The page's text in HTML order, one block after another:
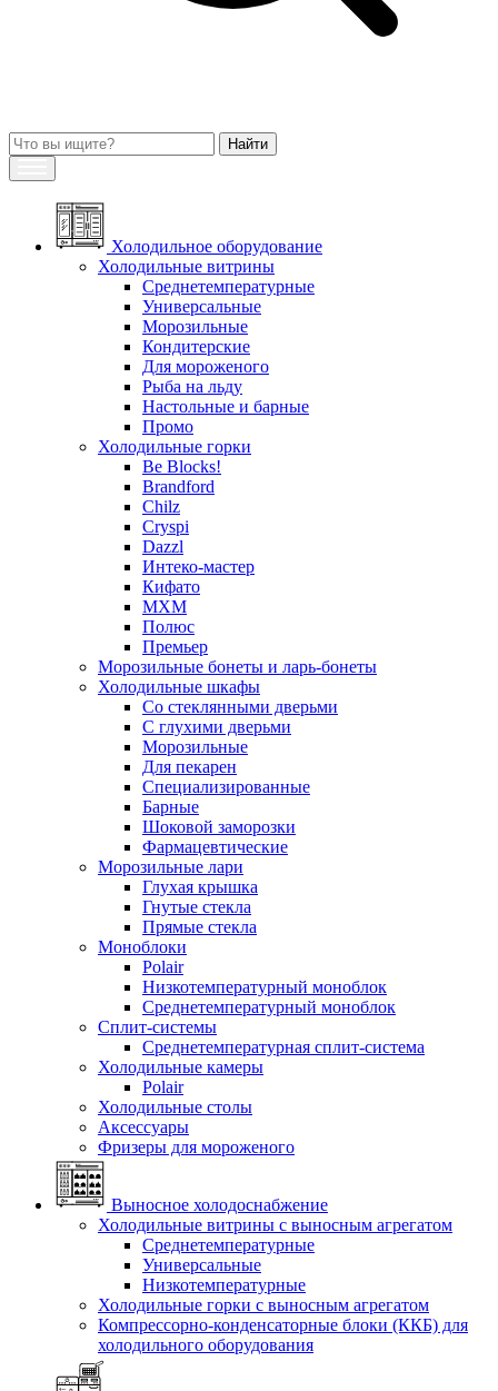
Холодильное оборудование
Холодильные витрины
Среднетемпературные
Универсальные
Морозильные
Кондитерские
Для мороженого
Рыба на льду
Настольные и барные
Промо
Холодильные горки
Be Blocks!
Brandford
Chilz
Cryspi
Dazzl
Интеко-мастер
Кифато
МХМ
Полюс
Премьер
Морозильные бонеты и ларь-бонеты
Холодильные шкафы
Со стеклянными дверьми
С глухими дверьми
Морозильные
Для пекарен
Специализированные
Барные
Шоковой заморозки
Фармацевтические
Морозильные лари
Глухая крышка
Гнутые стекла
Прямые стекла
Моноблоки
Polair
Низкотемпературный моноблок
Среднетемпературный моноблок
Сплит-системы
Среднетемпературная сплит-система
Холодильные камеры
Polair
Холодильные столы
Аксессуары
Фризеры для мороженого
Выносное холодоснабжение
Холодильные витрины с выносным агрегатом
Среднетемпературные
Универсальные
Низкотемпературные
Холодильные горки с выносным агрегатом
Компрессорно-конденсаторные блоки (ККБ) для
холодильного оборудования